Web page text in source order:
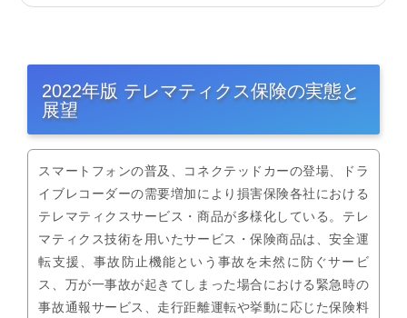
2022年版 テレマティクス保険の実態と
展望
スマートフォンの普及、コネクテッドカーの登場、ドラ
イブレコーダーの需要増加により損害保険各社における
テレマティクスサービス・商品が多様化している。テレ
マティクス技術を用いたサービス・保険商品は、安全運
転支援、事故防止機能という事故を未然に防ぐサービ
ス、万が一事故が起きてしまった場合における緊急時の
事故通報サービス、走行距離運転や挙動に応じた保険料